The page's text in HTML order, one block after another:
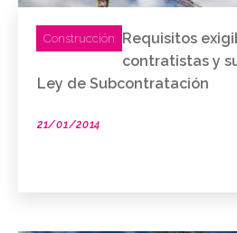
Construcción
Requisitos
contratistas y
Ley de Subcontratación
21/01/2014